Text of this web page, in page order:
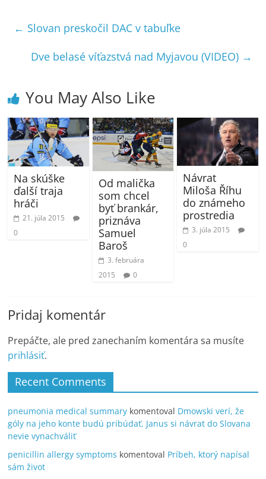
← Slovan preskočil DAC v tabuľke
Dve belasé víťazstvá nad Myjavou (VIDEO) →
You May Also Like
Na skúške
ďalší traja
hráči
21. júla 2015
0
Od malička
som chcel
byť brankár,
priznáva
Samuel
Baroš
3. februára
2015
0
Návrat
Miloša Říhu
do známeho
prostredia
3. júla 2015
0
Pridaj komentár
Prepáčte, ale pred zanechaním komentára sa musíte
prihlásiť.
Recent Comments
pneumonia medical summary komentoval Dmowski verí, že
góly na jeho konte budú pribúdať, Janus si návrat do Slovana
nevie vynachváliť
penicillin allergy symptoms komentoval Príbeh, ktorý napísal
sám život